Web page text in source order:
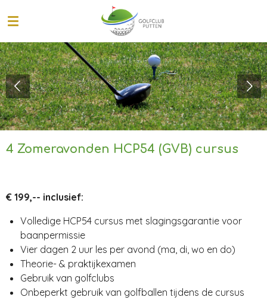
direct
naar
de
hoofdinhoud
4 Zomeravonden HCP54 (GVB) cursus
€ 199,-- inclusief:
Volledige HCP54 cursus met slagingsgarantie voor
baanpermissie
Vier dagen 2 uur les per avond (ma, di, wo en do)
Theorie- & praktijkexamen
Gebruik van golfclubs
Onbeperkt gebruik van golfballen tijdens de cursus